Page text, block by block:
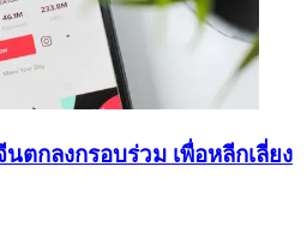
ตกลงกรอบร่วม เพื่อหลีกเลี่ยง